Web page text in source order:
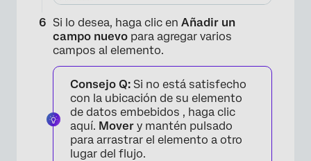
Si lo desea, haga clic en Añadir un
campo nuevo para agregar varios
campos al elemento.
Consejo Q: Si no está satisfecho
con la ubicación de su elemento
de datos embebidos , haga clic
aquí. Mover y mantén pulsado
para arrastrar el elemento a otro
lugar del flujo.